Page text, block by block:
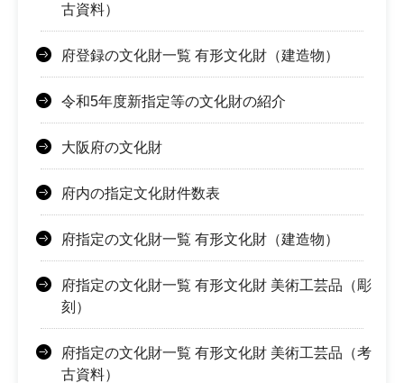
古資料）
府登録の文化財一覧 有形文化財（建造物）
令和5年度新指定等の文化財の紹介
大阪府の文化財
府内の指定文化財件数表
府指定の文化財一覧 有形文化財（建造物）
府指定の文化財一覧 有形文化財 美術工芸品（彫
刻）
府指定の文化財一覧 有形文化財 美術工芸品（考
古資料）